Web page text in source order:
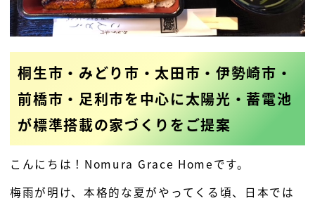
桐生市・みどり市・太田市・伊勢崎市・
前橋市・足利市を中心に太陽光・蓄電池
が標準搭載の家づくりをご提案
こんにちは！Nomura Grace Homeです。
梅雨が明け、本格的な夏がやってくる頃、日本では